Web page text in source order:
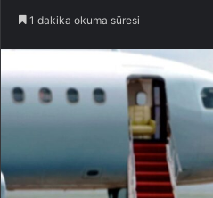
1 dakika okuma süresi